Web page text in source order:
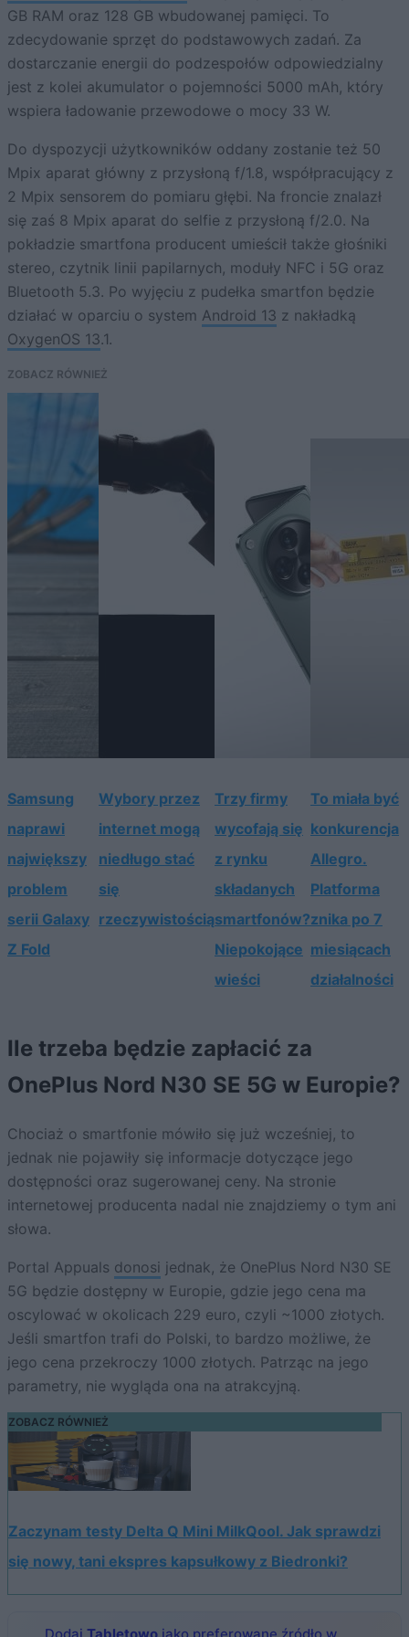
GB RAM oraz 128 GB wbudowanej pamięci. To
zdecydowanie sprzęt do podstawowych zadań. Za
dostarczanie energii do podzespołów odpowiedzialny
jest z kolei akumulator o pojemności 5000 mAh, który
wspiera ładowanie przewodowe o mocy 33 W.
Do dyspozycji użytkowników oddany zostanie też 50
Mpix aparat główny z przysłoną f/1.8, współpracujący z
2 Mpix sensorem do pomiaru głębi. Na froncie znalazł
się zaś 8 Mpix aparat do selfie z przysłoną f/2.0. Na
pokładzie smartfona producent umieścił także głośniki
stereo, czytnik linii papilarnych, moduły NFC i 5G oraz
Bluetooth 5.3. Po wyjęciu z pudełka smartfon będzie
działać w oparciu o system Android 13 z nakładką
OxygenOS 13.1.
ZOBACZ RÓWNIEŻ
Samsung
naprawi
największy
problem
serii Galaxy
Z Fold
Wybory przez
internet mogą
niedługo stać
się
rzeczywistością
Trzy firmy
wycofają się
z rynku
składanych
smartfonów?
Niepokojące
wieści
To miała być
konkurencja
Allegro.
Platforma
znika po 7
miesiącach
działalności
Ile trzeba będzie zapłacić za
OnePlus Nord N30 SE 5G w Europie?
Chociaż o smartfonie mówiło się już wcześniej, to
jednak nie pojawiły się informacje dotyczące jego
dostępności oraz sugerowanej ceny. Na stronie
internetowej producenta nadal nie znajdziemy o tym ani
słowa.
Portal Appuals donosi jednak, że OnePlus Nord N30 SE
5G będzie dostępny w Europie, gdzie jego cena ma
oscylować w okolicach 229 euro, czyli ~1000 złotych.
Jeśli smartfon trafi do Polski, to bardzo możliwe, że
jego cena przekroczy 1000 złotych. Patrząc na jego
parametry, nie wygląda ona na atrakcyjną.
ZOBACZ RÓWNIEŻ
Zaczynam testy Delta Q Mini MilkQool. Jak sprawdzi
się nowy, tani ekspres kapsułkowy z Biedronki?
Dodaj Tabletowo jako preferowane źródło w